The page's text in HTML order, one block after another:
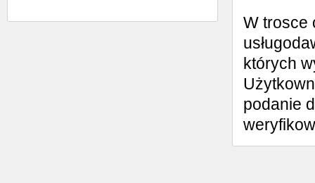
W trosce
których
podanie